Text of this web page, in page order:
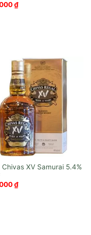
₫
Chivas XV Samurai
₫